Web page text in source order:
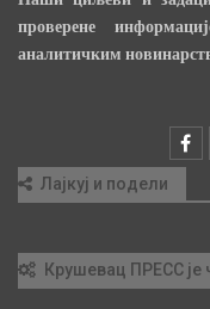
проверене
аналитичким
Лајкуј и подели
Крушевац ПРЕСС је